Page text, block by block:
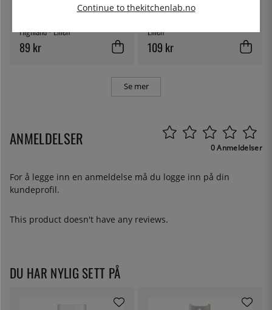
Highland - Lilien
89 kr
LILIEN
Lilien
109 kr
Se mer
ANMELDELSER 0 Anmeldelser
For å legge inn en anmeldelse må du logge inn på din
kundeprofil.
This product doesn't have any reviews.
DU HAR NYLIG SETT PÅ
Continue to thekitchenlab.no